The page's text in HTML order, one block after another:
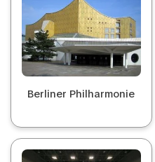
Berliner Philharmonie